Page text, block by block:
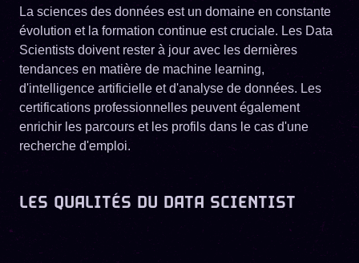
La sciences des données est un domaine en constante
évolution et la formation continue est cruciale. Les Data
Scientists doivent rester à jour avec les dernières
tendances en matière de machine learning,
d'intelligence artificielle et d'analyse de données. Les
certifications professionnelles peuvent également
enrichir les parcours et les profils dans le cas d'une
recherche d'emploi.
LES QUALITÉS DU DATA SCIENTIST